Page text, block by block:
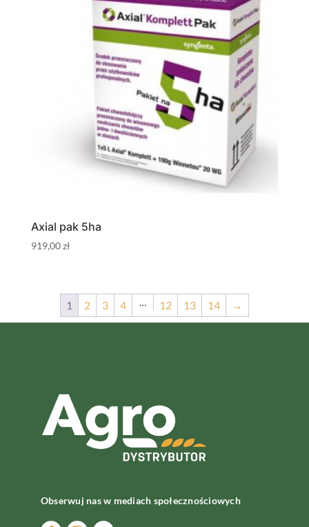
Axial pak 5ha
919,00zł
1 2 3 4 … 12 13 14 →
Obserwuj nas w mediach społecznościowych